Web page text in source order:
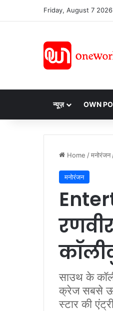
Friday, August 7 2026
न्यूज़ OWN
Home /मनोरंजन
मनोरंजन
साउथ के
क्रेज सबसे
स्टार की